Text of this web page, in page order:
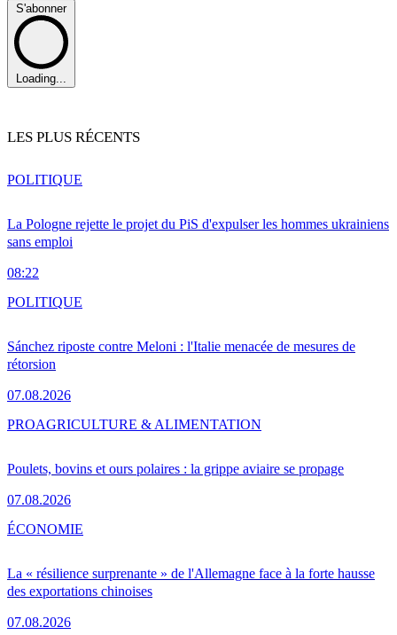
S'abonner
Loading...
LES PLUS RÉCENTS
La Pologne rejette le projet du PiS d'expulser les hommes ukrainiens
sans emploi
08:22
POLITIQUE
Sánchez riposte contre Meloni : l'Italie menacée de mesures de
rétorsion
07.08.2026
POLITIQUE
Poulets, bovins et ours polaires : la grippe aviaire se propage
07.08.2026
PROAGRICULTURE & ALIMENTATION
La « résilience surprenante » de l'Allemagne face à la forte hausse
des exportations chinoises
07.08.2026
ÉCONOMIE